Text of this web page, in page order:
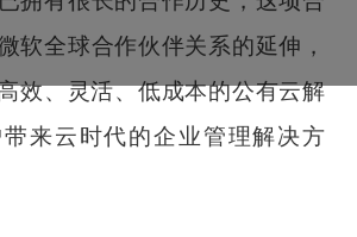
软全球合作伙伴关系的延伸，
效、灵活、低成本的公有云解
来云时代的企业管理解决方